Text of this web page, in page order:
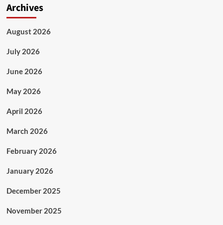
Archives
August 2026
July 2026
June 2026
May 2026
April 2026
March 2026
February 2026
January 2026
December 2025
November 2025